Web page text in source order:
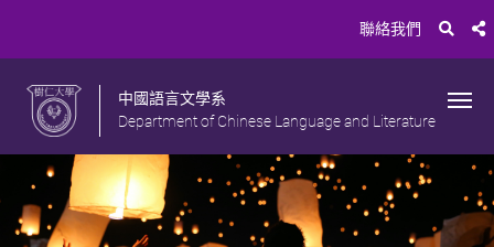
聯絡我們
中國語言文學系
Department of Chinese Language and Literature